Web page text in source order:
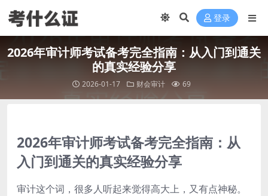
登录
2026年审计师考试备考完全指南：从入门到通关
的真实经验分享
2026-01-17 财会审计 69
2026年审计师考试备考完全指南：从
入门到通关的真实经验分享
审计这个词，很多人听起来觉得高大上，又有点神秘。